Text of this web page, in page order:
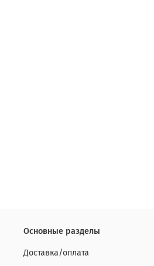
Основные разделы
Доставка/оплата